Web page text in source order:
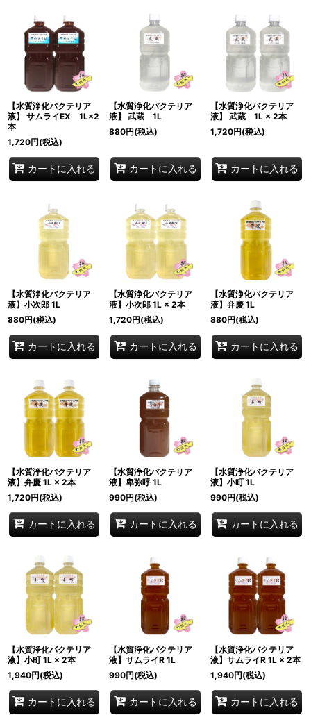
【水質浄化バクテリア
液】 サムライEX 1L×2
本
1,720円(税込)
カートに入れる
【水質浄化バクテリア
液】 武蔵 1L
880円(税込)
カートに入れる
【水質浄化バクテリア
液】 武蔵 1L × 2本
1,720円(税込)
カートに入れる
【水質浄化バクテリア
液】小次郎 1L
880円(税込)
カートに入れる
【水質浄化バクテリア
液】小次郎 1L × 2本
1,720円(税込)
カートに入れる
【水質浄化バクテリア
液】弁慶 1L
880円(税込)
カートに入れる
【水質浄化バクテリア
液】弁慶 1L × 2本
1,720円(税込)
カートに入れる
【水質浄化バクテリア
液】卑弥呼 1L
990円(税込)
カートに入れる
【水質浄化バクテリア
液】小町 1L
990円(税込)
カートに入れる
【水質浄化バクテリア
液】小町 1L × 2本
1,940円(税込)
カートに入れる
【水質浄化バクテリア
液】サムライR 1L
990円(税込)
カートに入れる
【水質浄化バクテリア
液】サムライR 1L × 2本
1,940円(税込)
カートに入れる